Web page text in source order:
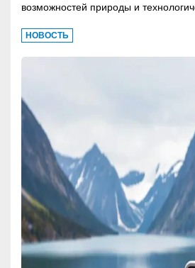
возможностей природы и
НОВОСТЬ